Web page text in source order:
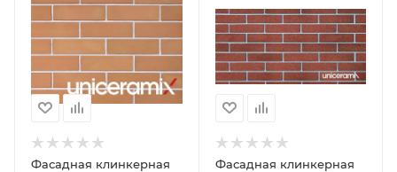
Фасадная клинкерная
Фасадная клинкерная